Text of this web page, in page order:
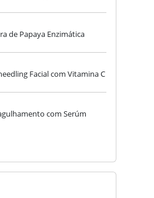
de Papaya Enzimática
Facial com Vitamina C
com Serúm